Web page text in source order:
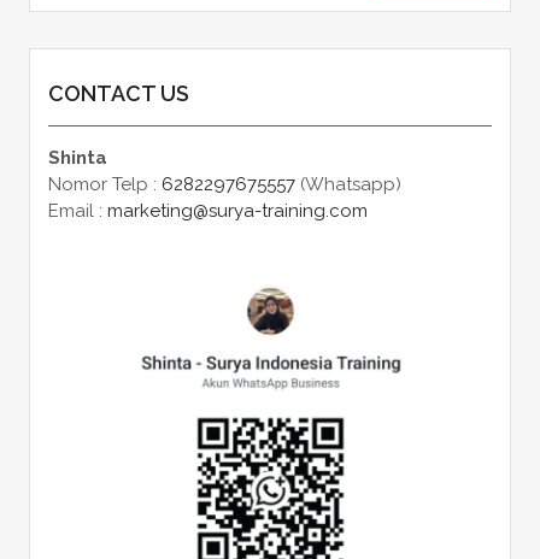
CONTACT US
Shinta
Nomor Telp : 6282297675557(Whatsapp)
Email : marketing@surya-training.com